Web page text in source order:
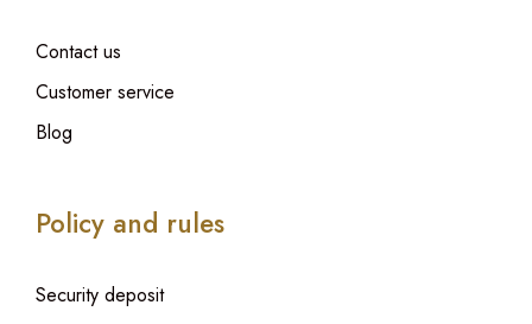
Contact us
Customer service
Blog
Policy and rules
Security deposit